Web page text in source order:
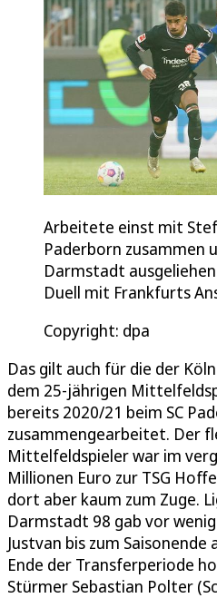
Arbeitete einst mit
Paderborn zusammen
Darmstadt
Duell mit Frankfurts
Copyright: dpa
Das gilt auch für die der
dem 25-jährigen
bereits 2020/21 beim SC
zusammengearbeitet. Der
Mittelfeldspieler war im
Millionen Euro zur TSG
dort aber kaum zum Zuge.
Darmstadt 98 gab vor
Justvan bis zum Saisonende
Ende der Transferperiode
Stürmer Sebastian Polter